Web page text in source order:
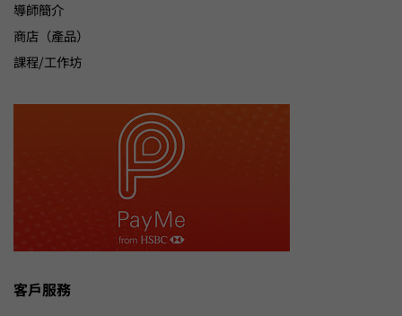
導師簡介
商店（產品）
課程/工作坊
客戶服務